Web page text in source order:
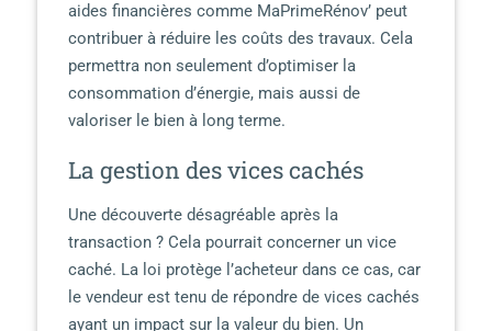
aides financières comme MaPrimeRénov’ peut
contribuer à réduire les coûts des travaux. Cela
permettra non seulement d’optimiser la
consommation d’énergie, mais aussi de
valoriser le bien à long terme.
La gestion des vices cachés
Une découverte désagréable après la
transaction ? Cela pourrait concerner un vice
caché. La loi protège l’acheteur dans ce cas, car
le vendeur est tenu de répondre de vices cachés
ayant un impact sur la valeur du bien. Un